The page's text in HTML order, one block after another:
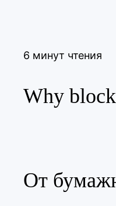
6 минут чтения
Why
От